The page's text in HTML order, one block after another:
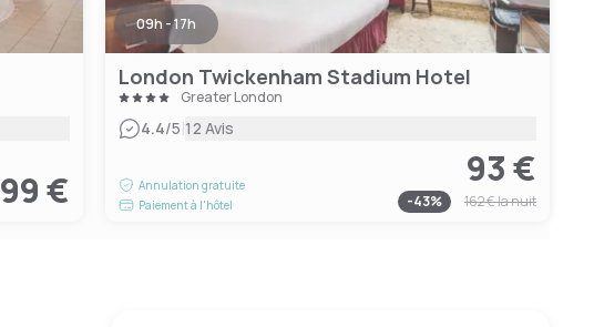
99 €
09h - 17h
London Twickenham Stadium Hotel
Greater London
4.4/5|12 Avis
Annulation gratuite
Paiement à l'hôtel
93 €
-43% 162 €la nuit